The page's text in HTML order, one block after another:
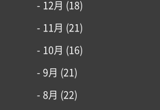
- 12月 (18)
- 11月 (21)
- 10月 (16)
- 9月 (21)
- 8月 (22)